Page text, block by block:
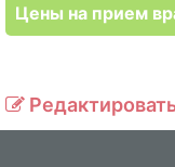
Цены на прием